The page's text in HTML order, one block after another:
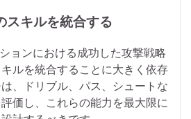
スキルを統合する
ョンにおける成功した攻撃戦略
ルを統合することに大きく依存
、ドリブル、パス、シュートな
価し、これらの能力を最大限に